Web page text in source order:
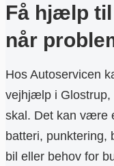
Få hjælp
når
Hos Autoservicen
vejhjælp i Glostrup,
skal. Det kan være
batteri,
bil eller behov for